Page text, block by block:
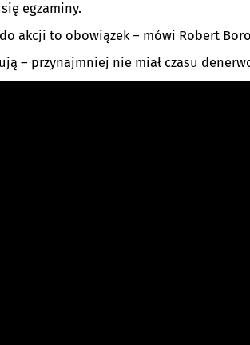
egzaminy.
akcji to obowiązek – mówi Robert
– przynajmniej nie miał czasu